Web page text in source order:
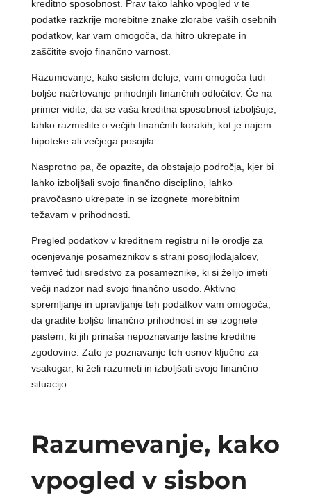
kreditno sposobnost. Prav tako lahko vpogled v te
podatke razkrije morebitne znake zlorabe vaših osebnih
podatkov, kar vam omogoča, da hitro ukrepate in
zaščitite svojo finančno varnost.
Razumevanje, kako sistem deluje, vam omogoča tudi
boljše načrtovanje prihodnjih finančnih odločitev. Če na
primer vidite, da se vaša kreditna sposobnost izboljšuje,
lahko razmislite o večjih finančnih korakih, kot je najem
hipoteke ali večjega posojila.
Nasprotno pa, če opazite, da obstajajo področja, kjer bi
lahko izboljšali svojo finančno disciplino, lahko
pravočasno ukrepate in se izognete morebitnim
težavam v prihodnosti.
Pregled podatkov v kreditnem registru ni le orodje za
ocenjevanje posameznikov s strani posojilodajalcev,
temveč tudi sredstvo za posameznike, ki si želijo imeti
večji nadzor nad svojo finančno usodo. Aktivno
spremljanje in upravljanje teh podatkov vam omogoča,
da gradite boljšo finančno prihodnost in se izognete
pastem, ki jih prinaša nepoznavanje lastne kreditne
zgodovine. Zato je poznavanje teh osnov ključno za
vsakogar, ki želi razumeti in izboljšati svojo finančno
situacijo.
Razumevanje, kako
vpogled v sisbon